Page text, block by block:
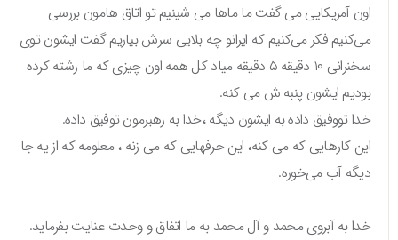
اون آمریکایی می گفت ما ماها می شینیم تو اتاق هامون بررسی
می‌کنیم فکر می‌کنیم که ایرانو چه بلایی سرش بیاریم گفت ایشون توی
سخنرانی ۱۰ دقیقه ۵ دقیقه میاد کل همه اون چیزی که ما رشته کرده
بودیم ایشون پنبه ش می کنه.
خدا تووفیق داده به ایشون دیگه ،خدا به رهبرمون توفیق داده.
این کارهایی که می کنه، این حرفهایی که می زنه ، معلومه که از یه جا
دیگه آب می‌خوره.
خدا به آبروی محمد و آل محمد به ما اتفاق و وحدت عنایت بفرماید.